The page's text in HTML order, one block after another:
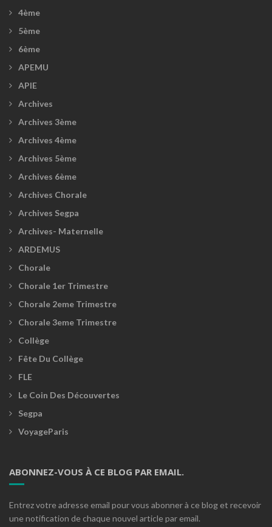
4ème
5ème
6ème
APEMU
APIE
Archives
Archives 3ème
Archives 4ème
Archives 5ème
Archives 6ème
Archives Chorale
Archives Segpa
Archives- Maternelle
ARDEMUS
Chorale
Chorale 1er Trimestre
Chorale 2eme Trimestre
Chorale 3eme Trimestre
Collège
Fête Du Collège
FLE
Le Coin Des Découvertes
Segpa
VoyageParis
ABONNEZ-VOUS À CE BLOG PAR EMAIL.
Entrez votre adresse email pour vous abonner à ce blog et recevoir
une notification de chaque nouvel article par email.